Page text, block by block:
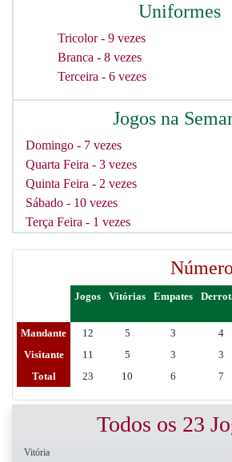
Uniformes
Tricolor - 9 vezes
Branca - 8 vezes
Terceira - 6 vezes
Jogos na
Domingo - 7 vezes
Quarta Feira - 3 vezes
Quinta Feira - 2 vezes
Sábado - 10 vezes
Terça Feira - 1 vezes
Jogos Vitórias Empates
Mandante 12 5 3 4
Visitante
11 5 3 3
Total
23 10 6 7
Todos os 23
Vitória